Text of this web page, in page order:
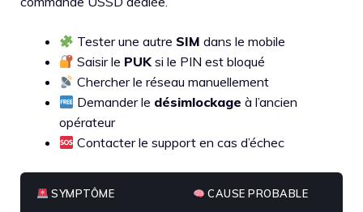
Tester une autre SIM dans le mobile
Saisir le PUK si le PIN est bloqué
Chercher le réseau manuellement
Demander le désimlockage à l’ancien
opérateur
Contacter le support en cas d’échec
SYMPTÔME CAUSE PROBABLE